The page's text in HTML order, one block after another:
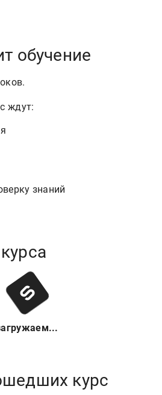
обучение
ждут:
знаний
курс